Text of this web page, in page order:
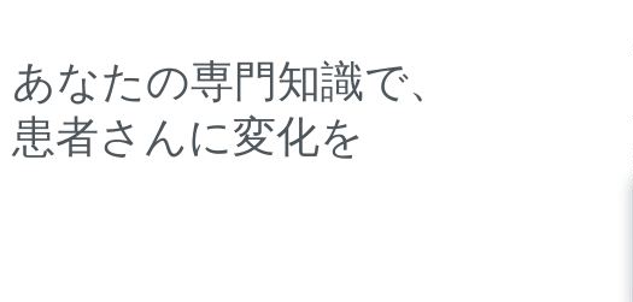
あなたの専門知識で、
患者さんに変化を